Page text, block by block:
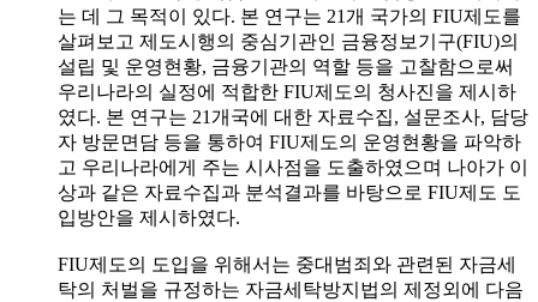
는 데 그 목적이 있다. 본 연구는 21개 국가의 FIU제도를
살펴보고 제도시행의 중심기관인 금융정보기구(FIU)의
설립 및 운영현황, 금융기관의 역할 등을 고찰함으로써
우리나라의 실정에 적합한 FIU제도의 청사진을 제시하
였다. 본 연구는 21개국에 대한 자료수집, 설문조사, 담당
자 방문면담 등을 통하여 FIU제도의 운영현황을 파악하
고 우리나라에게 주는 시사점을 도출하였으며 나아가 이
상과 같은 자료수집과 분석결과를 바탕으로 FIU제도 도
입방안을 제시하였다.
FIU제도의 도입을 위해서는 중대범죄와 관련된 자금세
탁의 처벌을 규정하는 자금세탁방지법의 제정외에 다음